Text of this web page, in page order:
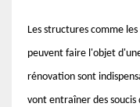
Les structures comme
peuvent faire l'objet
rénovation sont
vont entraîner des